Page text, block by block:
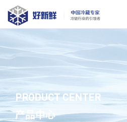
PRODUCT CENTER
产品中心